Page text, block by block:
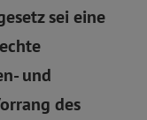
sei eine
und
des